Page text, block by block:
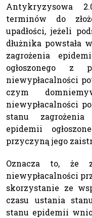
Antykryzysowa
terminów do
upadłości, jeżeli
dłużnika powstała
zagrożenia
ogłoszonego z
niewypłacalności
czym
niewypłacalności
stanu
epidemii
przyczyną jego
Oznacza to, że
niewypłacalności
skorzystanie ze
czasu ustania
stanu epidemii